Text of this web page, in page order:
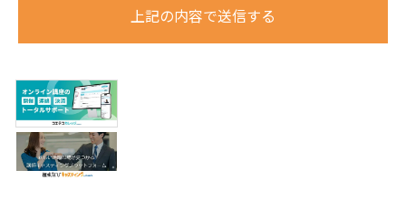
上記の内容で送信する